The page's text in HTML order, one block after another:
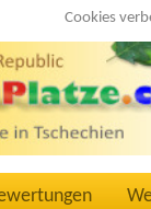
Cookies